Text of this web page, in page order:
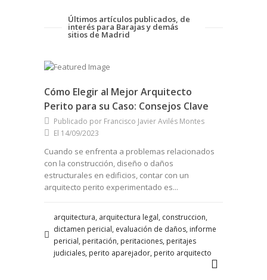
Últimos artículos publicados, de
interés para Barajas y demás
sitios de Madrid
Cómo Elegir al Mejor Arquitecto
Perito para su Caso: Consejos Clave
Publicado por Francisco Javier Avilés Montes
El 14/09/2023
Cuando se enfrenta a problemas relacionados
con la construcción, diseño o daños
estructurales en edificios, contar con un
arquitecto perito experimentado es...
arquitectura, arquitectura legal, construccion,
dictamen pericial, evaluación de daños, informe
pericial, peritación, peritaciones, peritajes
judiciales, perito aparejador, perito arquitecto